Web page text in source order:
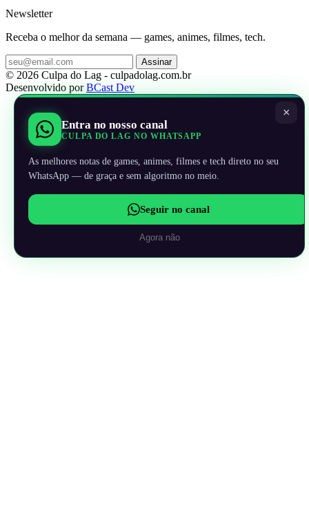
Newsletter
Receba o melhor da semana — games, animes, filmes, tech.
Assinar
© 2026 Culpa do Lag - culpadolag.com.br
Desenvolvido porBCast Dev
×
Entra no nosso canal
CULPA DO LAG NO WHATSAPP
As melhores notas de games, animes, filmes e tech direto no seu
WhatsApp — de graça e sem algoritmo no meio.
Seguir no canal
Agora não